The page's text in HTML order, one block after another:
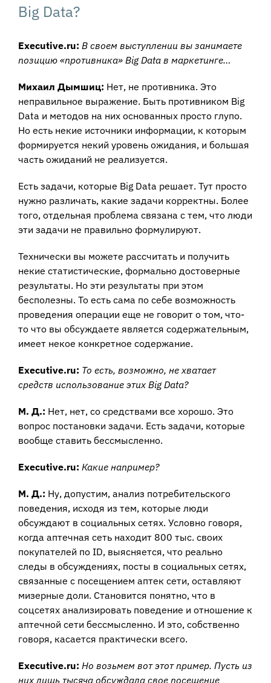
Big Data?
Executive.ru: В своем выступлении вы занимаете
позицию «противника» Big Data в маркетинге…
Михаил Дымшиц: Нет, не противника. Это
неправильное выражение. Быть противником Big
Data и методов на них основанных просто глупо.
Но есть некие источники информации, к которым
формируется некий уровень ожидания, и большая
часть ожиданий не реализуется.
Есть задачи, которые Big Data решает. Тут просто
нужно различать, какие задачи корректны. Более
того, отдельная проблема связана с тем, что люди
эти задачи не правильно формулируют.
Технически вы можете рассчитать и получить
некие статистические, формально достоверные
результаты. Но эти результаты при этом
бесполезны. То есть сама по себе возможность
проведения операции еще не говорит о том, что-
то что вы обсуждаете является содержательным,
имеет некое конкретное содержание.
Executive.ru: То есть, возможно, не хватает
средств использование этих Big Data?
М. Д.: Нет, нет, со средствами все хорошо. Это
вопрос постановки задачи. Есть задачи, которые
вообще ставить бессмысленно.
Executive.ru: Какие например?
М. Д.: Ну, допустим, анализ потребительского
поведения, исходя из тем, которые люди
обсуждают в социальных сетях. Условно говоря,
когда аптечная сеть находит 800 тыс. своих
покупателей по ID, выясняется, что реально
следы в обсуждениях, посты в социальных сетях,
связанные с посещением аптек сети, оставляют
мизерные доли. Становится понятно, что в
соцсетях анализировать поведение и отношение к
аптечной сети бессмысленно. И это, собственно
говоря, касается практически всего.
Executive.ru: Но возьмем вот этот пример. Пусть из
них лишь тысяча обсуждала свое посещение